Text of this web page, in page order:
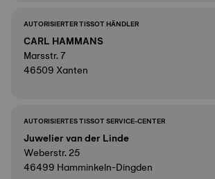
AUTORISIERTER TISSOT HÄNDLER
CARL HAMMANS
Marsstr. 7
46509 Xanten
AUTORISIERTES TISSOT SERVICE-CENTER
Juwelier van der Linde
Weberstr. 25
46499 Hamminkeln-Dingden